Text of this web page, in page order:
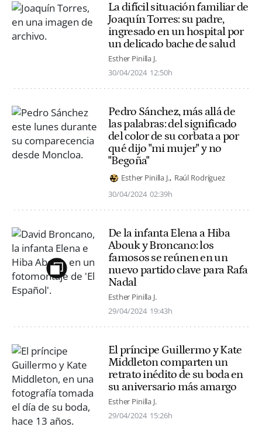
La difícil situación familiar de
Joaquín Torres: su padre,
ingresado en un hospital por
un delicado bache de salud
Esther Pinilla J.
30/04/2024 12:50h
Pedro Sánchez, más allá de
las palabras: del significado
del color de su corbata a por
qué dijo "mi mujer" y no
"Begoña"
Esther Pinilla J. Raúl Rodríguez
30/04/2024 02:39h
De la infanta Elena a Hiba
Abouk y Broncano: los
famosos se reúnen en un
nuevo partido clave para Rafa
Nadal
Esther Pinilla J.
29/04/2024 19:43h
El príncipe Guillermo y Kate
Middleton comparten un
retrato inédito de su boda en
su aniversario más amargo
Esther Pinilla J.
29/04/2024 15:26h